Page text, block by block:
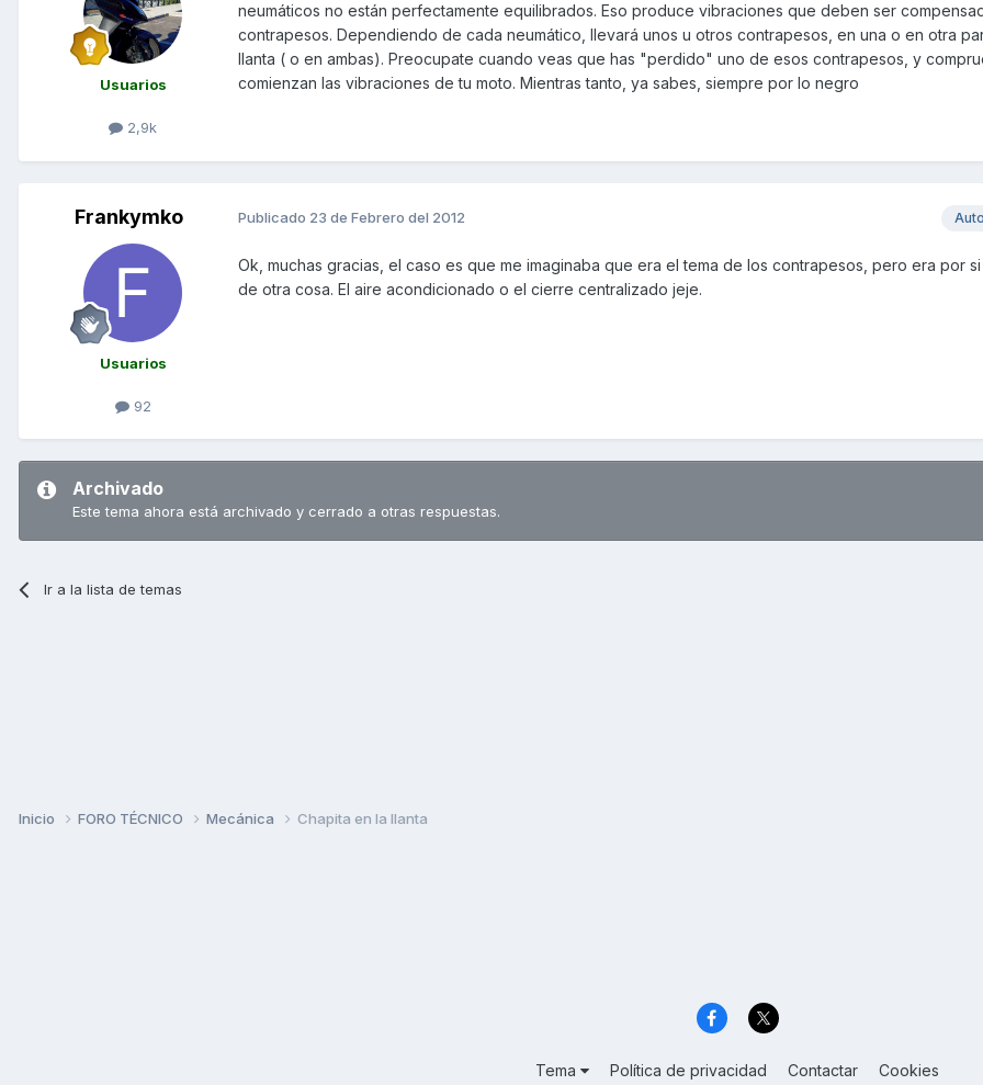
Usuarios
2,9k
neumáticos no están perfectamente equilibrados. Eso produce vibraciones que deben ser
contrapesos. Dependiendo de cada neumático, llevará unos u otros contrapesos, en una o en otra
llanta ( o en ambas). Preocupate cuando veas que has "perdido" uno de esos contrapesos, y
comienzan las vibraciones de tu moto. Mientras tanto, ya sabes, siempre por lo negro
Frankymko
Usuarios
92
Publicado 23 de Febrero del 2012
Ok, muchas gracias, el caso es que me imaginaba que era el tema de los contrapesos, pero era por
de otra cosa. El aire acondicionado o el cierre centralizado jeje.
Archivado
Este tema ahora está archivado y cerrado a otras respuestas.
Ir a la lista de temas
Inicio FORO TÉCNICO Mecánica Chapita en la llanta
Tema Política de privacidad Contactar Cookies